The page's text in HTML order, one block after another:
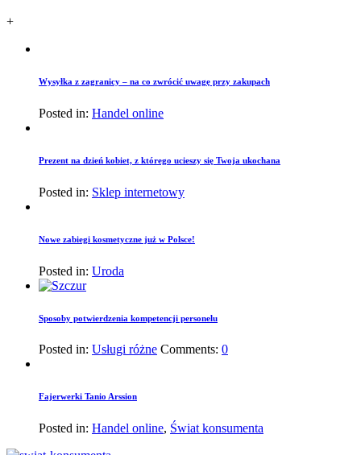
+
Wysyłka z zagranicy – na co zwrócić uwagę przy zakupach
Posted in: Handel online
Prezent na dzień kobiet, z którego ucieszy się Twoja ukochana
Posted in: Sklep internetowy
Nowe zabiegi kosmetyczne już w Polsce!
Posted in: Uroda
Sposoby potwierdzenia kompetencji personelu
Posted in: Usługi różne Comments: 0
Fajerwerki Tanio Arssion
Posted in: Handel online, Świat konsumenta